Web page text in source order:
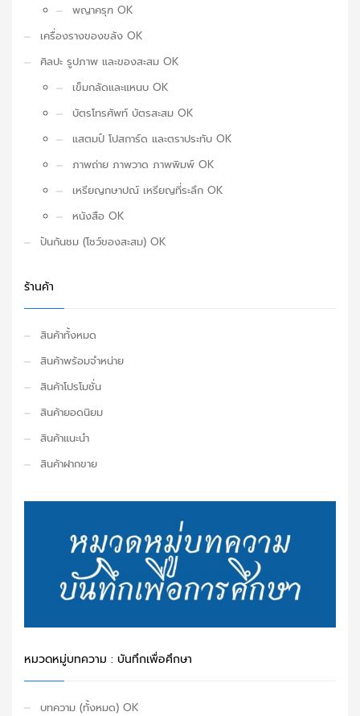
พญาครุฑ OK
เครื่องรางของขลัง OK
ศิลปะ รูปภาพ และของสะสม OK
เข็มกลัดและแหนบ OK
บัตรโทรศัพท์ บัตรสะสม OK
แสตมป์ โปสการ์ด และตราประทับ OK
ภาพถ่าย ภาพวาด ภาพพิมพ์ OK
เหรียญกษาปณ์ เหรียญที่ระลึก OK
หนังสือ OK
ปันกันชม (โชว์ของสะสม) OK
ร้านค้า
สินค้าทั้งหมด
สินค้าพร้อมจำหน่าย
สินค้าโปรโมชั่น
สินค้ายอดนิยม
สินค้าแนะนำ
สินค้าฝากขาย
หมวดหมู่บทความ : บันทึกเพื่อศึกษา
บทความ (ทั้งหมด) OK